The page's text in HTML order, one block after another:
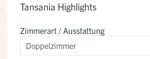
Tansania Highlights
Zimmerart / Ausstattung